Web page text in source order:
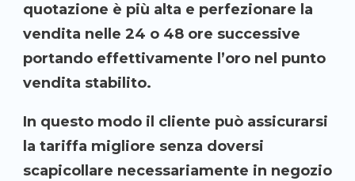
quotazione è più alta e perfezionare la
vendita nelle 24 o 48 ore successive
portando effettivamente l’oro nel punto
vendita stabilito.
In questo modo il cliente può assicurarsi
la tariffa migliore senza doversi
scapicollare necessariamente in negozio